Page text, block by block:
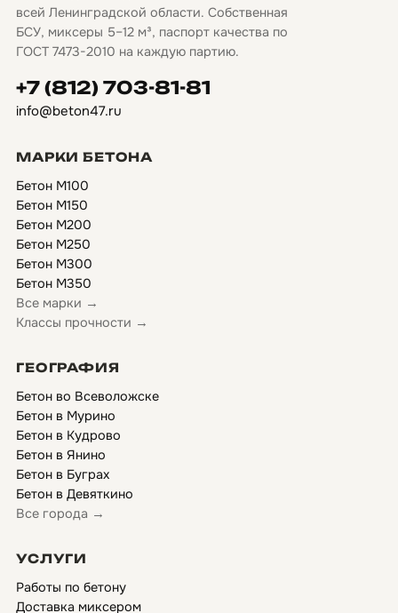
всей Ленинградской области. Собственная
БСУ, миксеры 5–12 м³, паспорт качества по
ГОСТ 7473-2010 на каждую партию.
+7 (812) 703-81-81
info@beton47.ru
МАРКИ БЕТОНА
Бетон М100
Бетон М150
Бетон М200
Бетон М250
Бетон М300
Бетон М350
Все марки →
Классы прочности →
ГЕОГРАФИЯ
Бетон во Всеволожске
Бетон в Мурино
Бетон в Кудрово
Бетон в Янино
Бетон в Буграх
Бетон в Девяткино
Все города →
УСЛУГИ
Работы по бетону
Доставка миксером